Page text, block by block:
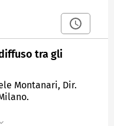
tra gli
Montanari, Dir.